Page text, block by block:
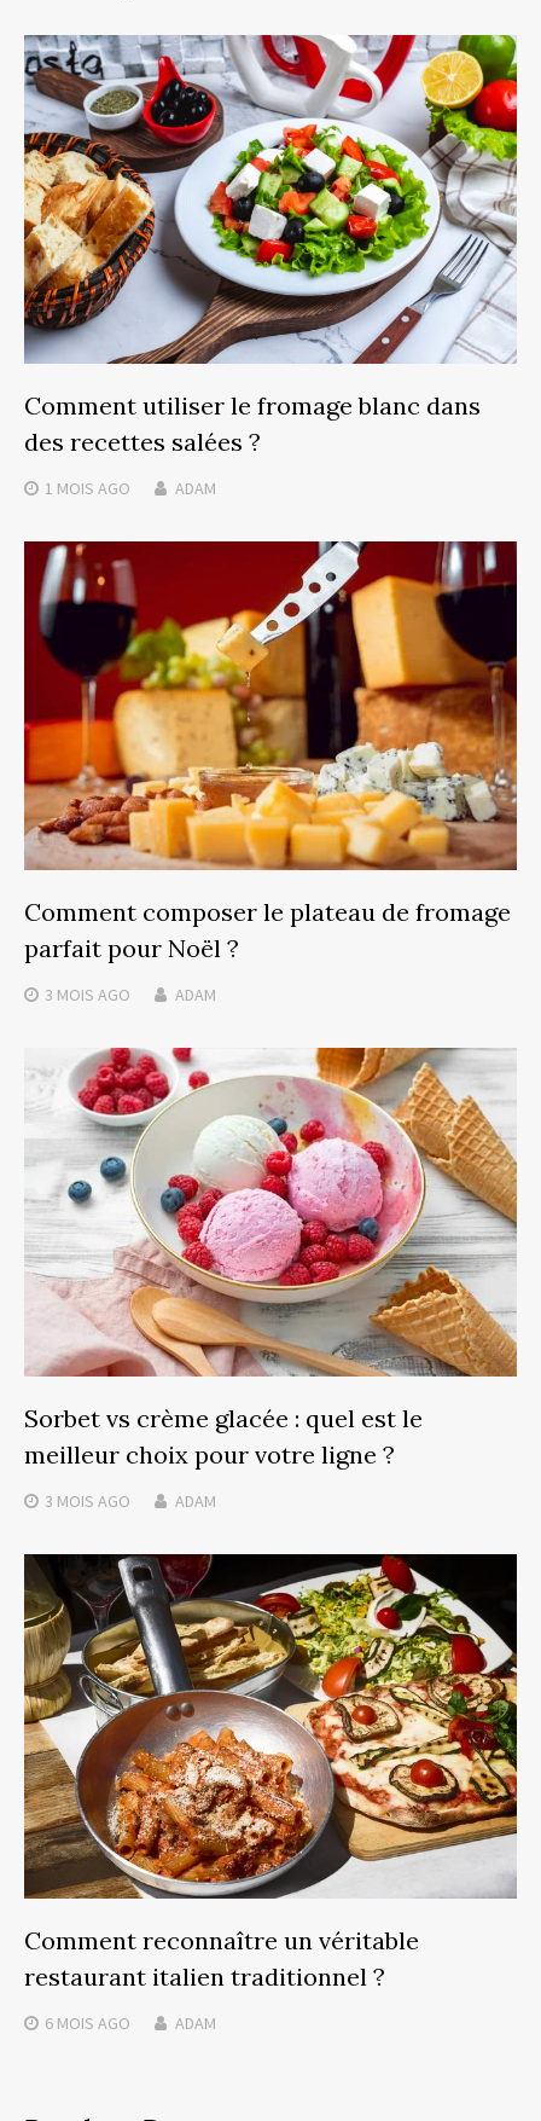
Comment utiliser le fromage blanc dans
des recettes salées ?
1 MOIS AGO ADAM
Comment composer le plateau de fromage
parfait pour Noël ?
3 MOIS AGO ADAM
Sorbet vs crème glacée : quel est le
meilleur choix pour votre ligne ?
3 MOIS AGO ADAM
Comment reconnaître un véritable
restaurant italien traditionnel ?
6 MOIS AGO ADAM